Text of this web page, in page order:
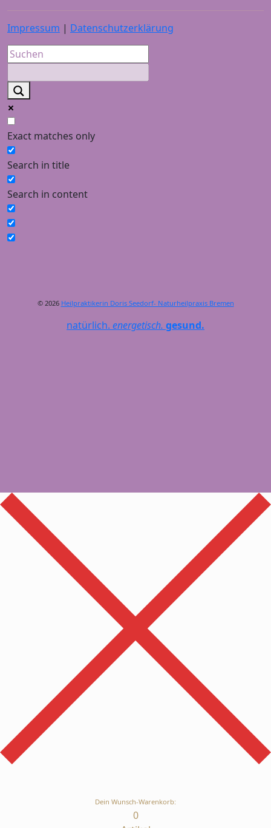
Impressum | Datenschutzerklärung
Exact matches only
Search in title
Search in content
© 2026 Heilpraktikerin Doris Seedorf- Naturheilpraxis Bremen
natürlich. energetisch. gesund.
Dein Wunsch-Warenkorb:
0